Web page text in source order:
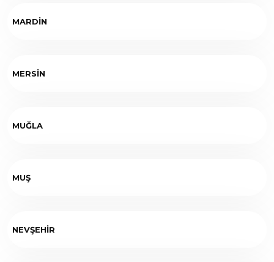
MARDİN
MERSİN
MUĞLA
MUŞ
NEVŞEHİR